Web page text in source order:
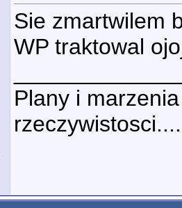
Sie zmartwilem
WP traktowal
Plany i